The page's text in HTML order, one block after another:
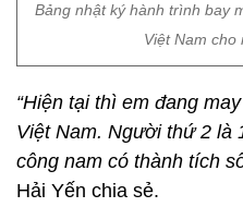
Bảng nhật ký hành trình bay
Việt Nam cho
“Hiện tại thì em đang
Việt Nam. Người thứ 2 là
công nam có thành tích
Hải Yến chia sẻ.